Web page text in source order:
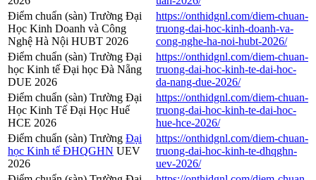
Điểm chuẩn (sàn) Trường Đại
Học Kinh Doanh và Công
Nghệ Hà Nội HUBT 2026
https://onthidgnl.com/diem-chuan-
truong-dai-hoc-kinh-doanh-va-
cong-nghe-ha-noi-hubt-2026/
Điểm chuẩn (sàn) Trường Đại
học Kinh tế Đại học Đà Nẵng
DUE 2026
https://onthidgnl.com/diem-chuan-
truong-dai-hoc-kinh-te-dai-hoc-
da-nang-due-2026/
Điểm chuẩn (sàn) Trường Đại
Học Kinh Tế Đại Học Huế
HCE 2026
https://onthidgnl.com/diem-chuan-
truong-dai-hoc-kinh-te-dai-hoc-
hue-hce-2026/
Điểm chuẩn (sàn) Trường Đại
học Kinh tế ĐHQGHN UEV
2026
https://onthidgnl.com/diem-chuan-
truong-dai-hoc-kinh-te-dhqghn-
uev-2026/